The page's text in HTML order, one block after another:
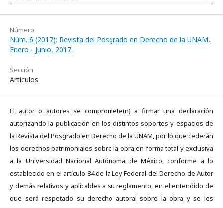
Número
Núm. 6 (2017): Revista del Posgrado en Derecho de la UNAM,
Enero - Junio, 2017.
Sección
Artículos
El autor o autores se compromete(n) a firmar una declaración
autorizando la publicación en los distintos soportes y espacios de
la Revista del Posgrado en Derecho de la UNAM, por lo que cederán
los derechos patrimoniales sobre la obra en forma total y exclusiva
a la Universidad Nacional Autónoma de México, conforme a lo
establecido en el artículo 84 de la Ley Federal del Derecho de Autor
y demás relativos y aplicables a su reglamento, en el entendido de
que será respetado su derecho autoral sobre la obra y se les